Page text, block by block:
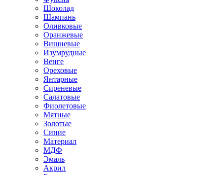
Шоколад
Шампань
Оливковые
Оранжевые
Вишневые
Изумрудные
Венге
Ореховые
Янтарные
Сиреневые
Салатовые
Фиолетовые
Мятные
Золотые
Синие
Материал
МДФ
Эмаль
Акрил